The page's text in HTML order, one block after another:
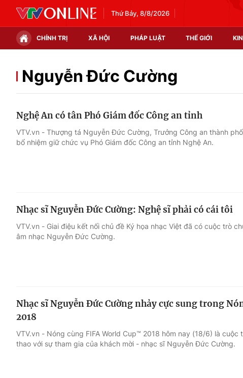
Thứ Bảy, 8/8/2026
CHÍNH TRỊ XÃ HỘI PHÁP LUẬT THẾ GIỚI
Chính trị Xã hội
Thế giới đó đây
Thị trường
Điện ảnh
Âm nhạc
Sao
Du lịch
Chất lượng cuộc sống
Nguyễn Đức Cường
Nghệ An có tân Phó Giám đốc Công an tỉnh
VTV.vn - Thượng tá Nguyễn Đức Cường, Trưởng Công an thành
bổ nhiệm giữ chức vụ Phó Giám đốc Công an tỉnh Nghệ An.
Nhạc sĩ Nguyễn Đức Cường: Nghệ sĩ phải có cái tôi
VTV.vn - Giai điệu kết nối chủ đề Ký họa nhạc Việt đã có cuộc trò
âm nhạc Nguyễn Đức Cường.
Nhạc sĩ Nguyễn Đức Cường nhảy cực sung trong
2018
VTV.vn - Nóng cùng FIFA World Cup™ 2018 hôm nay (18/6) là
thao với sự tham gia của khách mời - nhạc sĩ Nguyễn Đức Cường.